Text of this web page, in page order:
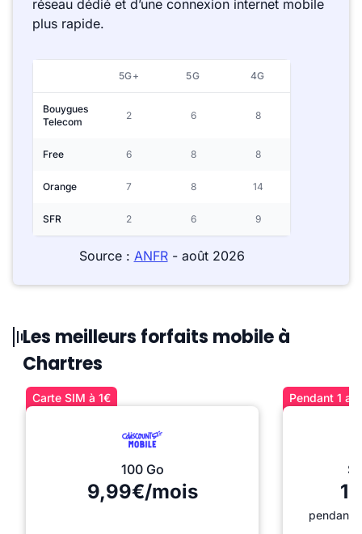
réseau dédié et d’une connexion internet mobile
plus rapide.
5G+ 5G 4G
Bouygues
Telecom
2 6 8
Free 6 8 8
Orange 7 8 14
SFR 2 6 9
Source : ANFR- août 2026
Les meilleurs forfaits mobile à
Chartres
Carte SIM à 1€
100 Go
9,99€/mois
Pendant 1
pendant